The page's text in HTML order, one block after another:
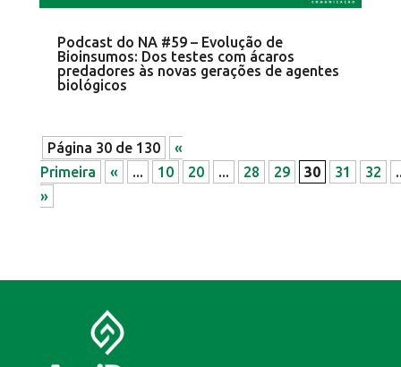
Podcast do NA #59 – Evolução de
Bioinsumos: Dos testes com ácaros
predadores às novas gerações de agentes
biológicos
Página 30 de 130
«
Primeira
« ... 10 20 ... 28 29 30 31 32
»